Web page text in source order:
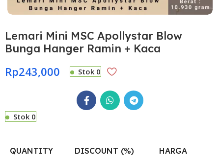
Lemari Mini MSC Apollystar Blow
Bunga Hanger Ramin + Kaca
Rp243,000 Stok 0
Stok 0
QUANTITY DISCOUNT (%) HARGA